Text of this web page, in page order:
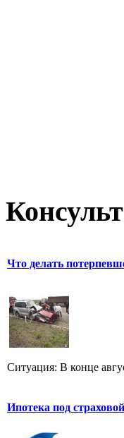
Что делать
Ситуация: В конце
Ипотека под